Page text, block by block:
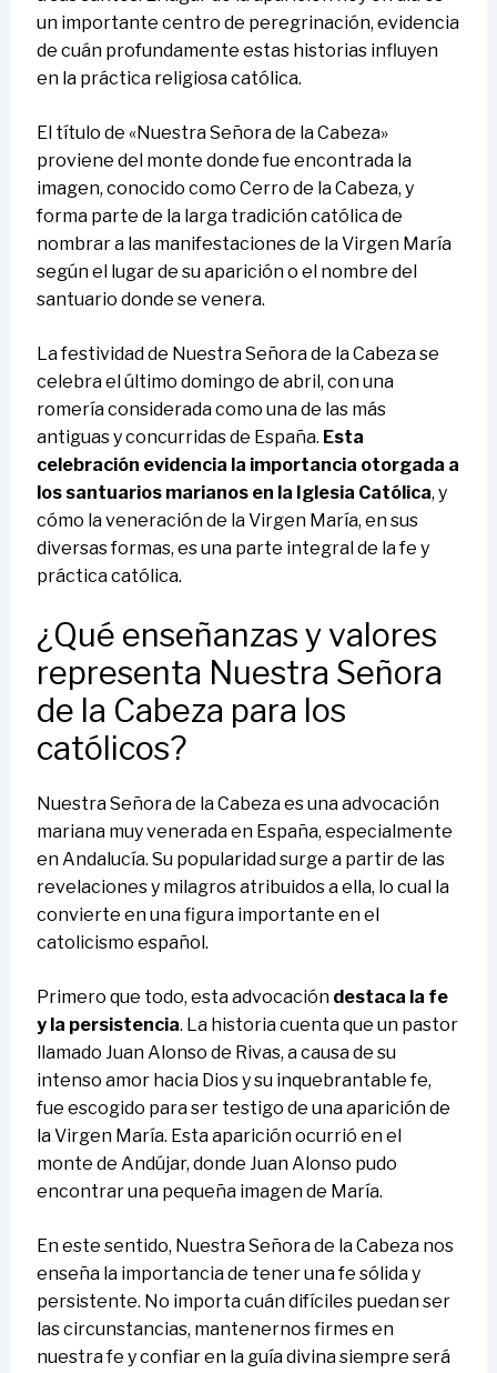
un importante centro de peregrinación, evidencia
de cuán profundamente estas historias influyen
en la práctica religiosa católica.
El título de «Nuestra Señora de la Cabeza»
proviene del monte donde fue encontrada la
imagen, conocido como Cerro de la Cabeza, y
forma parte de la larga tradición católica de
nombrar a las manifestaciones de la Virgen María
según el lugar de su aparición o el nombre del
santuario donde se venera.
La festividad de Nuestra Señora de la Cabeza se
celebra el último domingo de abril, con una
romería considerada como una de las más
antiguas y concurridas de España. Esta
celebración evidencia la importancia otorgada a
los santuarios marianos en la Iglesia Católica, y
cómo la veneración de la Virgen María, en sus
diversas formas, es una parte integral de la fe y
práctica católica.
¿Qué enseñanzas y valores
representa Nuestra Señora
de la Cabeza para los
católicos?
Nuestra Señora de la Cabeza es una advocación
mariana muy venerada en España, especialmente
en Andalucía. Su popularidad surge a partir de las
revelaciones y milagros atribuidos a ella, lo cual la
convierte en una figura importante en el
catolicismo español.
Primero que todo, esta advocación destaca la fe
y la persistencia. La historia cuenta que un pastor
llamado Juan Alonso de Rivas, a causa de su
intenso amor hacia Dios y su inquebrantable fe,
fue escogido para ser testigo de una aparición de
la Virgen María. Esta aparición ocurrió en el
monte de Andújar, donde Juan Alonso pudo
encontrar una pequeña imagen de María.
En este sentido, Nuestra Señora de la Cabeza nos
enseña la importancia de tener una fe sólida y
persistente. No importa cuán difíciles puedan ser
las circunstancias, mantenernos firmes en
nuestra fe y confiar en la guía divina siempre será